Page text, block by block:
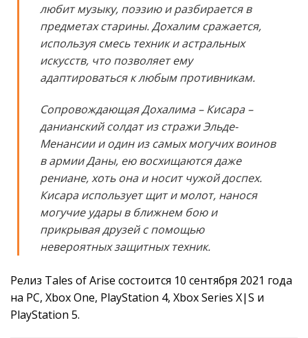
любит музыку, поэзию и разбирается в
предметах старины. Дохалим сражается,
используя смесь техник и астральных
искусств, что позволяет ему
адаптироваться к любым противникам.
Сопровождающая Дохалима – Кисара –
данианский солдат из стражи Эльде-
Менансии и один из самых могучих воинов
в армии Даны, ею восхищаются даже
рениане, хоть она и носит чужой доспех.
Кисара использует щит и молот, нанося
могучие удары в ближнем бою и
прикрывая друзей с помощью
невероятных защитных техник.
Релиз Tales of Arise состоится 10 сентября 2021 года
на PC, Xbox One, PlayStation 4, Xbox Series X|S и
PlayStation 5.